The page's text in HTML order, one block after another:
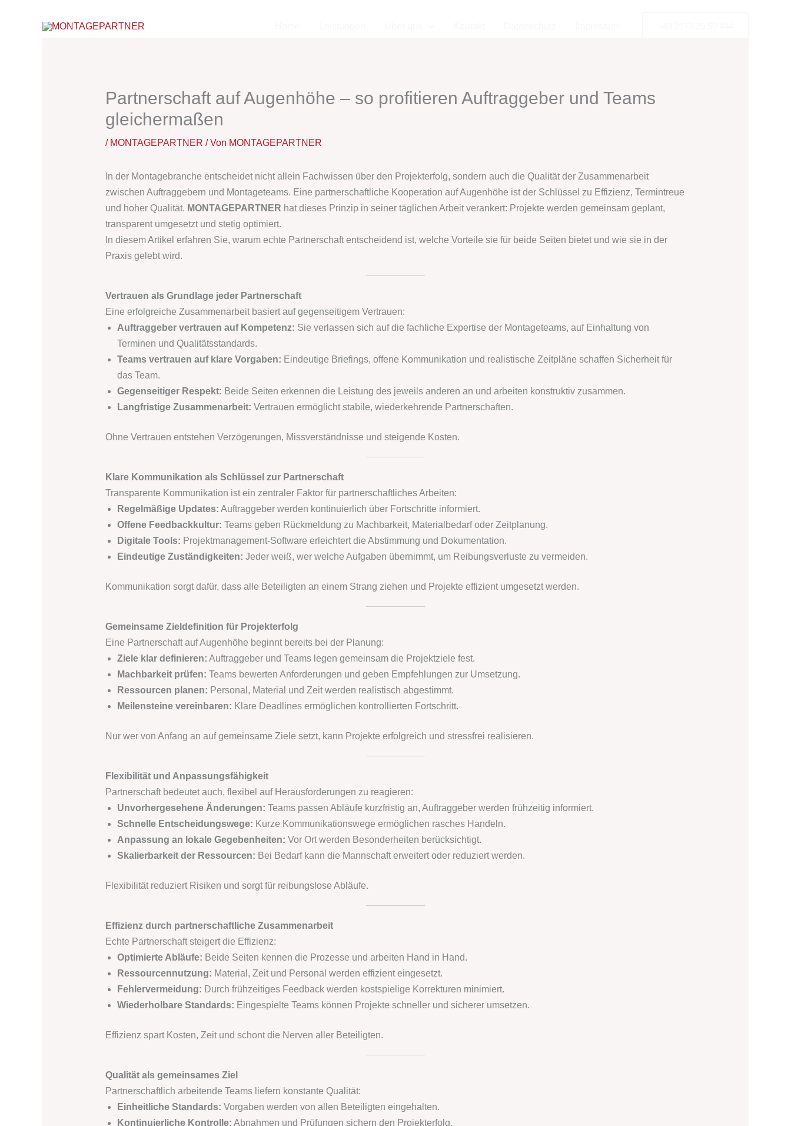
Partnerschaft auf Augenhöhe – so profitieren Auftraggeber und Teams
gleichermaßen
/ MONTAGEPARTNER / Von MONTAGEPARTNER
In der Montagebranche entscheidet nicht allein Fachwissen über den Projekterfolg, sondern auch die Qualität der Zusammenarbeit
zwischen Auftraggebern und Montageteams. Eine partnerschaftliche Kooperation auf Augenhöhe ist der Schlüssel zu Effizienz, Termintreue
und hoher Qualität. MONTAGEPARTNER hat dieses Prinzip in seiner täglichen Arbeit verankert: Projekte werden gemeinsam geplant,
transparent umgesetzt und stetig optimiert.
In diesem Artikel erfahren Sie, warum echte Partnerschaft entscheidend ist, welche Vorteile sie für beide Seiten bietet und wie sie in der
Praxis gelebt wird.
Vertrauen als Grundlage jeder Partnerschaft
Eine erfolgreiche Zusammenarbeit basiert auf gegenseitigem Vertrauen:
Auftraggeber vertrauen auf Kompetenz: Sie verlassen sich auf die fachliche Expertise der Montageteams, auf Einhaltung von
Terminen und Qualitätsstandards.
Teams vertrauen auf klare Vorgaben: Eindeutige Briefings, offene Kommunikation und realistische Zeitpläne schaffen Sicherheit für
das Team.
Gegenseitiger Respekt: Beide Seiten erkennen die Leistung des jeweils anderen an und arbeiten konstruktiv zusammen.
Langfristige Zusammenarbeit: Vertrauen ermöglicht stabile, wiederkehrende Partnerschaften.
Ohne Vertrauen entstehen Verzögerungen, Missverständnisse und steigende Kosten.
Klare Kommunikation als Schlüssel zur Partnerschaft
Transparente Kommunikation ist ein zentraler Faktor für partnerschaftliches Arbeiten:
Regelmäßige Updates: Auftraggeber werden kontinuierlich über Fortschritte informiert.
Offene Feedbackkultur: Teams geben Rückmeldung zu Machbarkeit, Materialbedarf oder Zeitplanung.
Digitale Tools: Projektmanagement-Software erleichtert die Abstimmung und Dokumentation.
Eindeutige Zuständigkeiten: Jeder weiß, wer welche Aufgaben übernimmt, um Reibungsverluste zu vermeiden.
Kommunikation sorgt dafür, dass alle Beteiligten an einem Strang ziehen und Projekte effizient umgesetzt werden.
Gemeinsame Zieldefinition für Projekterfolg
Eine Partnerschaft auf Augenhöhe beginnt bereits bei der Planung:
Ziele klar definieren: Auftraggeber und Teams legen gemeinsam die Projektziele fest.
Machbarkeit prüfen: Teams bewerten Anforderungen und geben Empfehlungen zur Umsetzung.
Ressourcen planen: Personal, Material und Zeit werden realistisch abgestimmt.
Meilensteine vereinbaren: Klare Deadlines ermöglichen kontrollierten Fortschritt.
Nur wer von Anfang an auf gemeinsame Ziele setzt, kann Projekte erfolgreich und stressfrei realisieren.
Flexibilität und Anpassungsfähigkeit
Partnerschaft bedeutet auch, flexibel auf Herausforderungen zu reagieren:
Unvorhergesehene Änderungen: Teams passen Abläufe kurzfristig an, Auftraggeber werden frühzeitig informiert.
Schnelle Entscheidungswege: Kurze Kommunikationswege ermöglichen rasches Handeln.
Anpassung an lokale Gegebenheiten: Vor Ort werden Besonderheiten berücksichtigt.
Skalierbarkeit der Ressourcen: Bei Bedarf kann die Mannschaft erweitert oder reduziert werden.
Flexibilität reduziert Risiken und sorgt für reibungslose Abläufe.
Effizienz durch partnerschaftliche Zusammenarbeit
Echte Partnerschaft steigert die Effizienz:
Optimierte Abläufe: Beide Seiten kennen die Prozesse und arbeiten Hand in Hand.
Ressourcennutzung: Material, Zeit und Personal werden effizient eingesetzt.
Fehlervermeidung: Durch frühzeitiges Feedback werden kostspielige Korrekturen minimiert.
Wiederholbare Standards: Eingespielte Teams können Projekte schneller und sicherer umsetzen.
Effizienz spart Kosten, Zeit und schont die Nerven aller Beteiligten.
Qualität als gemeinsames Ziel
Partnerschaftlich arbeitende Teams liefern konstante Qualität:
Einheitliche Standards: Vorgaben werden von allen Beteiligten eingehalten.
Kontinuierliche Kontrolle: Abnahmen und Prüfungen sichern den Projekterfolg.